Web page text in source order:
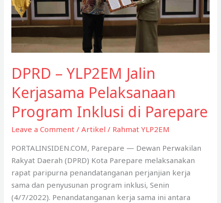
DPRD – YLP2EM Jalin
Kerjasama Pelaksanaan
Program Inklusi di Parepare
Leave a Comment /Artikel / Rahmat YLP2EM
PORTALINSIDEN.COM, Parepare — Dewan Perwakilan
Rakyat Daerah (DPRD) Kota Parepare melaksanakan
rapat paripurna penandatanganan perjanjian kerja
sama dan penyusunan program inklusi, Senin
(4/7/2022). Penandatanganan kerja sama ini antara